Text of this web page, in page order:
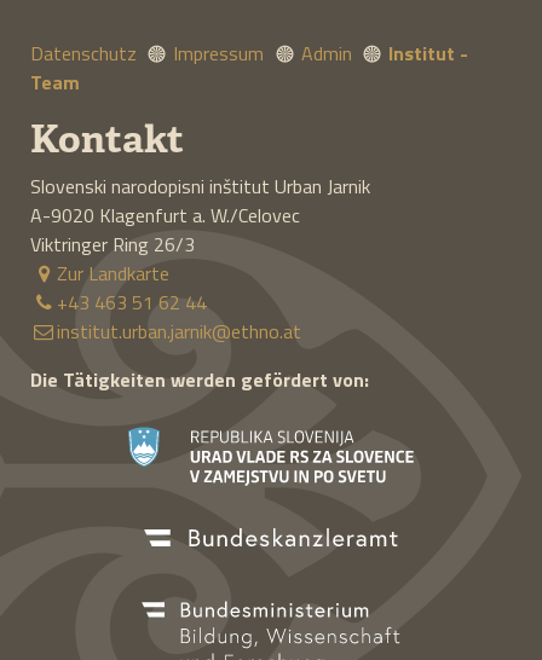
Datenschutz Impressum Admin
Institut -
Team
Kontakt
Slovenski narodopisni inštitut Urban Jarnik
A-9020 Klagenfurt a. W./Celovec
Viktringer Ring 26/3
Zur Landkarte
+43 463 51 62 44
institut.urban.jarnik@ethno.at
Die Tätigkeiten werden gefördert von: